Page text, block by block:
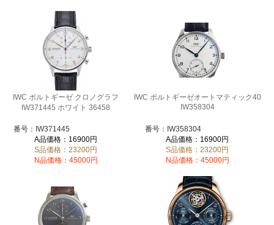
IWC ポルトギーゼ クロノグラフ
IW371445 ホワイト 36458
番号：IW371445
A品価格：16900円
S品価格：23200円
N品価格：45000円
IWC ポルトギーゼオートマティック40
IW358304
番号：IW358304
A品価格：16900円
S品価格：23200円
N品価格：45000円